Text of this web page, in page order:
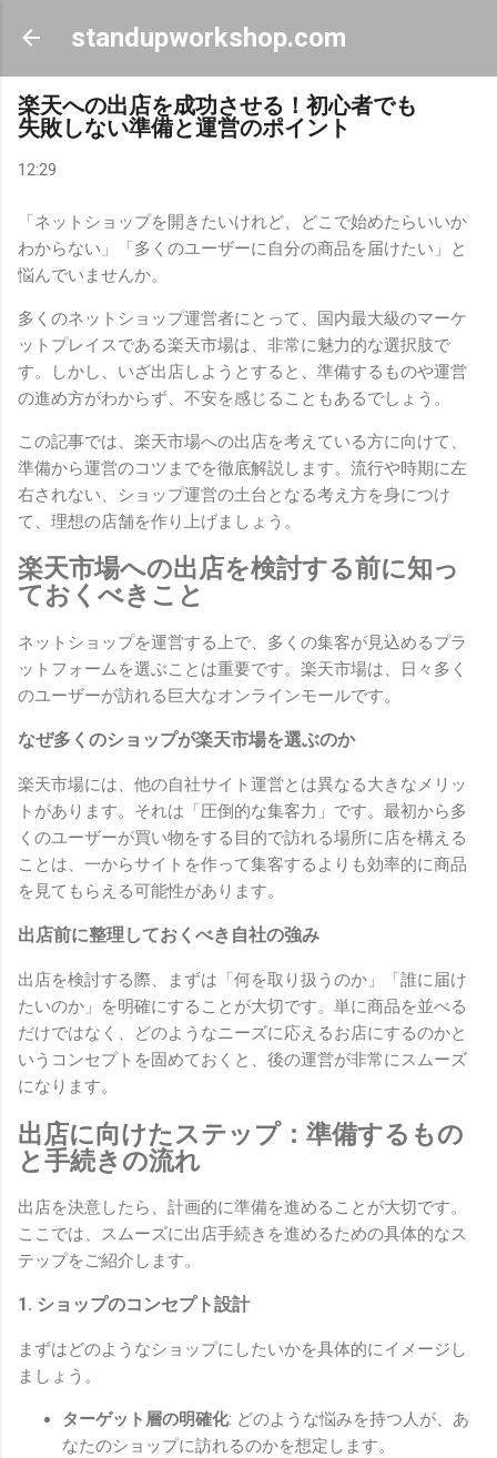
スキップしてメイン コンテンツに移動
standupworkshop.com
楽天への出店を成功させる！初心者でも
失敗しない準備と運営のポイント
12:29
「ネットショップを開きたいけれど、どこで始めたらいいか
わからない」「多くのユーザーに自分の商品を届けたい」と
悩んでいませんか。
多くのネットショップ運営者にとって、国内最大級のマーケ
ットプレイスである楽天市場は、非常に魅力的な選択肢で
す。しかし、いざ出店しようとすると、準備するものや運営
の進め方がわからず、不安を感じることもあるでしょう。
この記事では、楽天市場への出店を考えている方に向けて、
準備から運営のコツまでを徹底解説します。流行や時期に左
右されない、ショップ運営の土台となる考え方を身につけ
て、理想の店舗を作り上げましょう。
楽天市場への出店を検討する前に知っ
ておくべきこと
ネットショップを運営する上で、多くの集客が見込めるプラ
ットフォームを選ぶことは重要です。楽天市場は、日々多く
のユーザーが訪れる巨大なオンラインモールです。
なぜ多くのショップが楽天市場を選ぶのか
楽天市場には、他の自社サイト運営とは異なる大きなメリッ
トがあります。それは「圧倒的な集客力」です。最初から多
くのユーザーが買い物をする目的で訪れる場所に店を構える
ことは、一からサイトを作って集客するよりも効率的に商品
を見てもらえる可能性があります。
出店前に整理しておくべき自社の強み
出店を検討する際、まずは「何を取り扱うのか」「誰に届け
たいのか」を明確にすることが大切です。単に商品を並べる
だけではなく、どのようなニーズに応えるお店にするのかと
いうコンセプトを固めておくと、後の運営が非常にスムーズ
になります。
出店に向けたステップ：準備するもの
と手続きの流れ
出店を決意したら、計画的に準備を進めることが大切です。
ここでは、スムーズに出店手続きを進めるための具体的なス
テップをご紹介します。
1. ショップのコンセプト設計
まずはどのようなショップにしたいかを具体的にイメージし
ましょう。
ターゲット層の明確化: どのような悩みを持つ人が、あ
なたのショップに訪れるのかを想定します。